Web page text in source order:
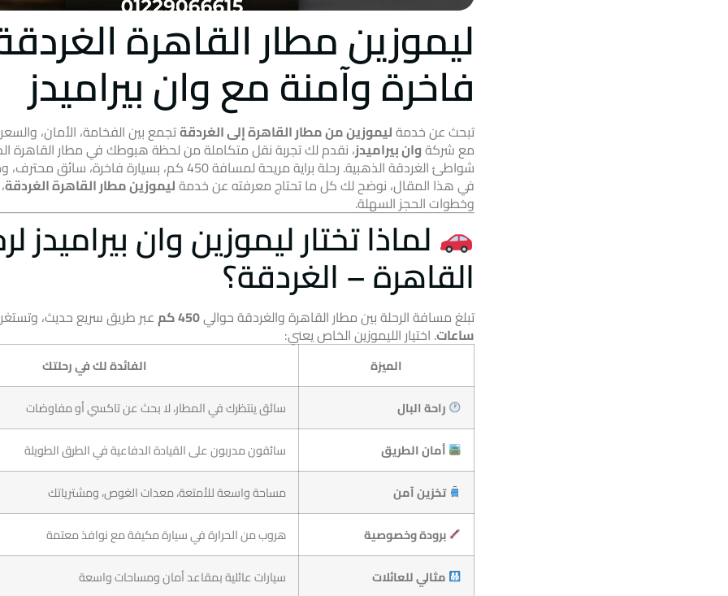
ليموزين مطار القاهرة
فاخرة وآمنة مع وان بيراميدز
تبحث عن خدمةليموزين من مطار القاهرة إلى الغردقةتجمع بين الفخامة، الأمان،
مع شركةوان بيراميدز، نقدم لك تجربة نقل متكاملة من لحظة هبوطك في مطار القاهرة
شواطئ الغردقة الذهبية. رحلة براية مريحة لمسافة 450 كم، بسيارة فاخرة، سائق محترف، وخدمة لا تُضاهى.
في هذا المقال، نوضح لك كل ما تحتاج معرفته عن خدمةليموزين مطار القاهرة الغردقة
وخطوات الحجز السهلة.
لماذا تختار ليموزين وان بيراميدز
القاهرة – الغردقة؟
تبلغ مسافة الرحلة بين مطار القاهرة والغردقة حوالي450 كم عبر طريق سريع حديث،
ساعات. اختيار الليموزين الخاص يعني:
الميزة
الفائدة لك في رحلتك
راحة البال
سائق ينتظرك في المطار، لا بحث عن تاكسي أو مفاوضات
أمان الطريق
سائقون مدربون على القيادة الدفاعية في الطرق الطويلة
تخزين آمن
مساحة واسعة للأمتعة، معدات الغوص، ومشترياتك
برودة وخصوصية
هروب من الحرارة في سيارة مكيفة مع نوافذ معتمة
مثالي للعائلات
سيارات عائلية بمقاعد أمان ومساحات واسعة